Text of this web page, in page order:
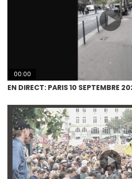
00:00
EN DIRECT: PARIS 10 SEPTEMBRE